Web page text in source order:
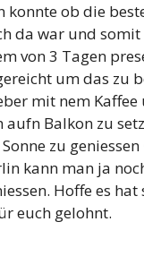
konnte ob die
da war und somit
von 3 Tagen
um das zu
mit nem Kaffee
aufn Balkon zu
zu geniessen
kann man ja
Hoffe es hat
euch gelohnt.